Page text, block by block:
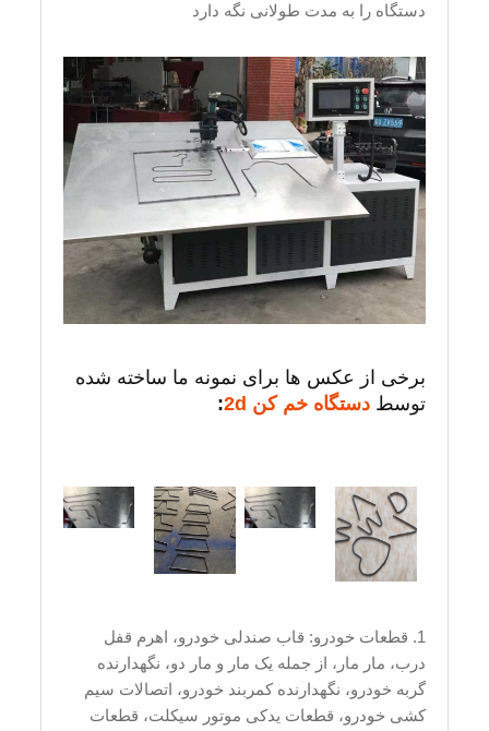
دستگاه را به مدت طولانی نگه دارد
برخی از عکس ها برای نمونه ما ساخته شده
توسط دستگاه خم کن 2d :
1. قطعات خودرو: قاب صندلی خودرو، اهرم قفل
درب، مار مار، از جمله یک مار و مار دو، نگهدارنده
گربه خودرو، نگهدارنده کمربند خودرو، اتصالات سیم
کشی خودرو، قطعات یدکی موتور سیکلت، قطعات